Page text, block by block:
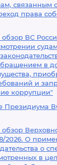
связанным
права
обзор ВС
в
и
коррупции"
Президиума
2026. О
о
в